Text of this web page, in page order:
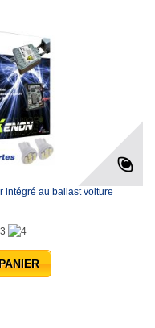
intégré au ballast voiture